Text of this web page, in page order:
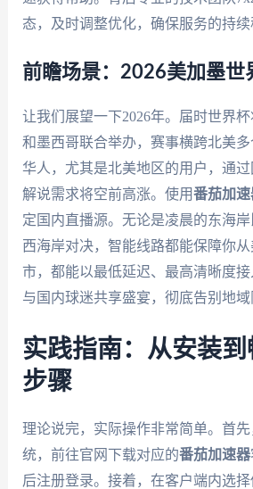
态，及时调整优化，确保服务的持续
前瞻场景：2026美加墨世
让我们展望一下2026年。届时世界
和墨西哥联合举办，赛事横跨北美
华人，尤其是北美地区的用户，通
解说需求将空前高涨。使用番茄加速
定国内直播源。无论是凌晨的东海
西海岸对决，智能线路都能保障你
市，都能以最低延迟、最高清晰度接
与国内球迷共享盛宴，彻底告别地域
实践指南：从安装
步骤
理论说完，实际操作非常简单。首
统，前往官网下载对应的番茄加速器
后注册登录。接着，在客户端内选